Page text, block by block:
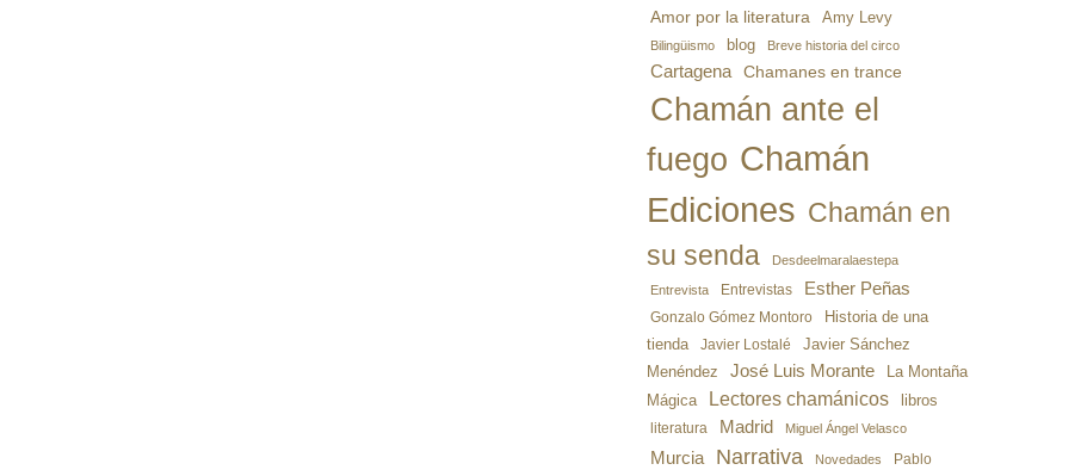
Amor por la literatura
Amy Levy
Bilingüismo blog Breve historia del circo
Cartagena Chamanes en trance
Chamán ante el
fuego Chamán
Ediciones Chamán en
su senda
Desdeelmaralaestepa
Entrevista Entrevistas Esther Peñas
Gonzalo Gómez Montoro
Historia de una
tienda
Javier Lostalé
Javier Sánchez
Menéndez
José Luis Morante
La Montaña
Mágica
Lectores chamánicos libros
literatura Madrid Miguel Ángel Velasco
Murcia Narrativa Novedades
Pablo